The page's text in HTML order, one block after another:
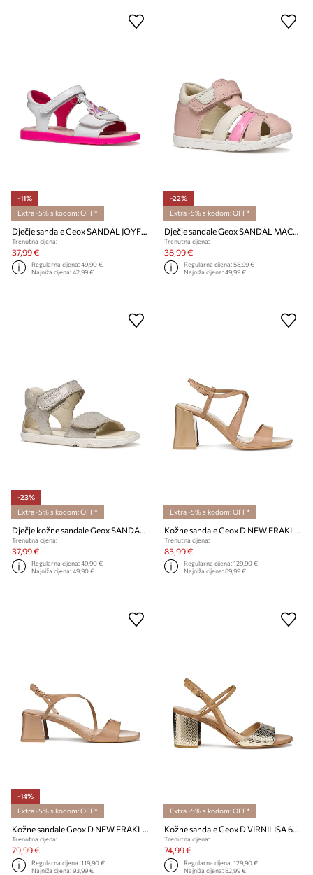
-11%
Extra -5% s kodom: OFF*
Trenutna cijena:
37,99 €
Regularna cijena:49,90 €
Najniža cijena:42,99 €
-22%
Extra -5% s kodom: OFF*
Trenutna cijena:
38,99 €
Regularna cijena:58,99 €
Najniža cijena:49,99 €
-23%
Extra -5% s kodom: OFF*
Dječje kožne sandale Geox SANDAL STEPPIEUP
Trenutna cijena:
37,99 €
Regularna cijena:49,90 €
Najniža cijena:49,90 €
Extra -5% s kodom: OFF*
Kožne sandale Geox D NEW ERAKLIA 80 T01
Trenutna cijena:
85,99 €
Regularna cijena:129,90 €
Najniža cijena:89,99 €
-14%
Extra -5% s kodom: OFF*
Kožne sandale Geox D NEW ERAKLIA 50 T01
Trenutna cijena:
79,99 €
Regularna cijena:119,90 €
Najniža cijena:93,99 €
Extra -5% s kodom: OFF*
Kožne sandale Geox D VIRNILISA 65 S
Trenutna cijena:
74,99 €
Regularna cijena:129,90 €
Najniža cijena:82,99 €